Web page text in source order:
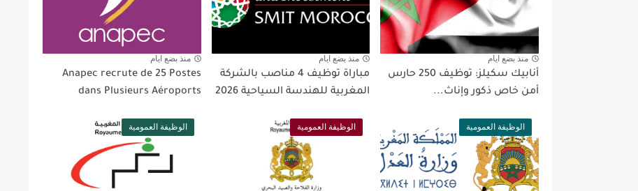
منذ بضع ايام
أنابيك سكيلز: توظيف 250 حارس
أمن خاص ذكور وإناث...
منذ بضع ايام
مباراة توظيف 4 مناصب بالشركة
المغربية للهندسة السياحية 2026
منذ بضع ايام
Anapec recrute de 25 Postes
dans Plusieurs Aéroports
الوظيفة العمومية الوظيفة العمومية الوظيفة العمومية